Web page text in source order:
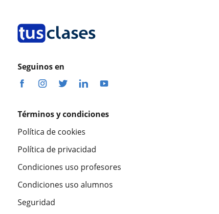
Seguinos en
Términos y condiciones
Política de cookies
Política de privacidad
Condiciones uso profesores
Condiciones uso alumnos
Seguridad